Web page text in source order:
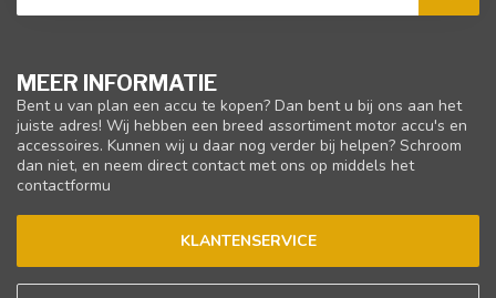
MEER INFORMATIE
Bent u van plan een accu te kopen? Dan bent u bij ons aan het
juiste adres! Wij hebben een breed assortiment motor accu's en
accessoires. Kunnen wij u daar nog verder bij helpen? Schroom
dan niet, en neem direct contact met ons op middels het
contactformu
KLANTENSERVICE